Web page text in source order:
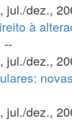
jul./dez.,
à
--
jul./dez.,
jul./dez.,